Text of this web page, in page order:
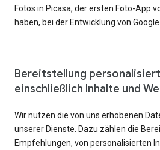
Fotos in Picasa, der ersten Foto-App
haben, bei der Entwicklung von Google
Bereitstellung
einschließlich Inhalte und
Wir nutzen die von uns erhobenen
unserer Dienste. Dazu zählen die
Empfehlungen, von personalisierten